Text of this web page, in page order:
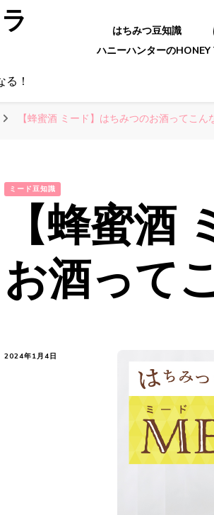
！
はちみつ豆知識
ハニーハンターのHONEY
【蜂蜜酒 ミード】はちみつのお酒ってこ
ミード豆知識
【蜂蜜酒
お酒って
2024年1月4日